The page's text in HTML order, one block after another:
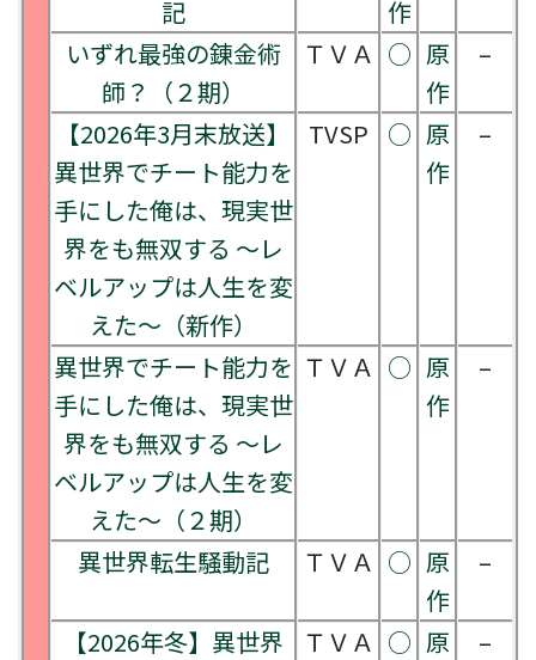
記
作
いずれ最強の錬金術
師？（２期）
ＴＶＡ ○ 原
作
–
【2026年3月末放送】
異世界でチート能力を
手にした俺は、現実世
界をも無双する ～レ
ベルアップは人生を変
えた～（新作）
TVSP ○ 原
作
–
異世界でチート能力を
手にした俺は、現実世
界をも無双する ～レ
ベルアップは人生を変
えた～（２期）
ＴＶＡ ○ 原
作
–
異世界転生騒動記 ＴＶＡ ○ 原
作
–
【2026年冬】異世界
ＴＶＡ ○ 原
–